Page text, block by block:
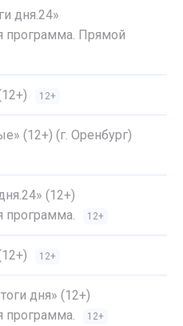
дня.24»
программа. Прямой
12+
(12+) (г. Оренбург)
(12+)
программа.
12+
12+
дня» (12+)
программа.
12+